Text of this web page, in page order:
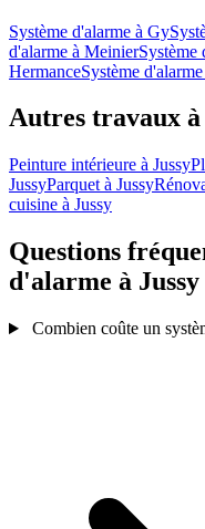
Système d'alarme à Gy
d'alarme à MeinierSystème
HermanceSystème
Autres travaux à
Peinture intérieure à Jussy
JussyParquet à Jussy
cuisine à Jussy
Questions
d'alarme à Jussy
Combien coûte un